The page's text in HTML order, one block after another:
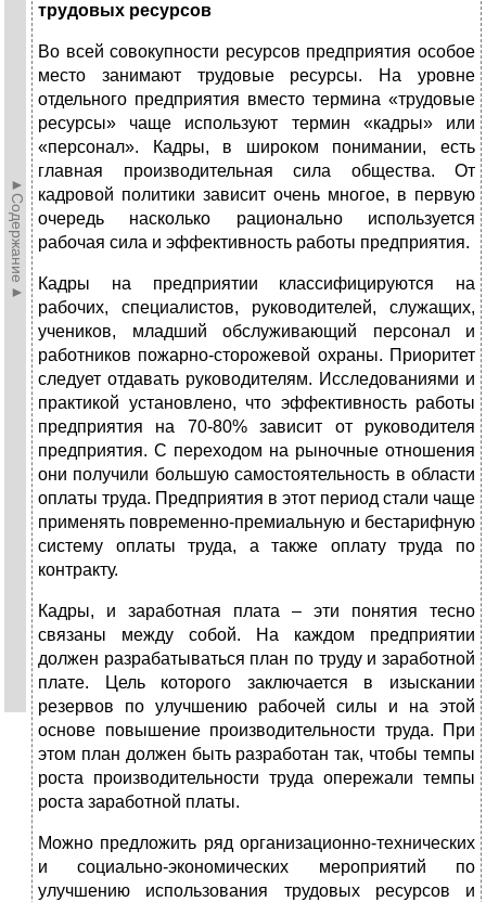
►Содержание►
трудовых ресурсов
Во всей совокупности ресурсов предприятия особое
место занимают трудовые ресурсы. На уровне
отдельного предприятия вместо термина «трудовые
ресурсы» чаще используют термин «кадры» или
«персонал». Кадры, в широком понимании, есть
главная производительная сила общества. От
кадровой политики зависит очень многое, в первую
очередь насколько рационально используется
рабочая сила и эффективность работы предприятия.
Кадры на предприятии классифицируются на
рабочих, специалистов, руководителей, служащих,
учеников, младший обслуживающий персонал и
работников пожарно-сторожевой охраны. Приоритет
следует отдавать руководителям. Исследованиями и
практикой установлено, что эффективность работы
предприятия на 70-80% зависит от руководителя
предприятия. С переходом на рыночные отношения
они получили большую самостоятельность в области
оплаты труда. Предприятия в этот период стали чаще
применять повременно-премиальную и бестарифную
систему оплаты труда, а также оплату труда по
контракту.
Кадры, и заработная плата – эти понятия тесно
связаны между собой. На каждом предприятии
должен разрабатываться план по труду и заработной
плате. Цель которого заключается в изыскании
резервов по улучшению рабочей силы и на этой
основе повышение производительности труда. При
этом план должен быть разработан так, чтобы темпы
роста производительности труда опережали темпы
роста заработной платы.
Можно предложить ряд организационно-технических
и социально-экономических мероприятий по
улучшению использования трудовых ресурсов и